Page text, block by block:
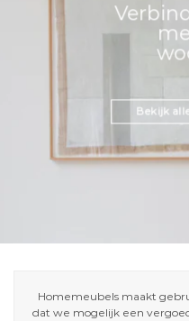
Bekijk
Homemeubels maakt
dat we mogelijk een